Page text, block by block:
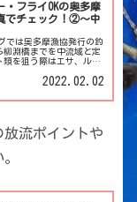
・フライOKの奥多摩
でチェック！②〜中
では奥多摩漁協発行の釣
柳淵橋までを中流域と定
類を狙う際はエサ、ルア
や日程は釣り場案内を参
2022.02.02
流ポイントや